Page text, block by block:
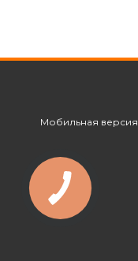
Мобильная версия